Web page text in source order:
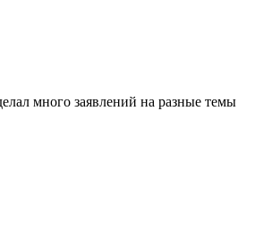
много заявлений на разные темы